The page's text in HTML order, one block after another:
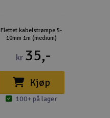
Flettet kabelstrømpe 5-
10mm 1m (medium)
kr 35,-
Kjøp
100+ på lager